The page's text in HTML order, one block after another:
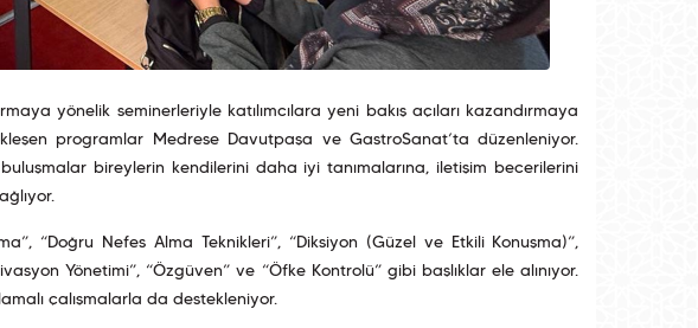
yönelik seminerleriyle katılımcılara yeni bakış açıları kazandırmaya
programlar Medrese Davutpaşa ve GastroSanat’ta düzenleniyor.
bireylerin kendilerini daha iyi tanımalarına, iletişim becerilerini
“Doğru Nefes Alma Teknikleri”, “Diksiyon (Güzel ve Etkili Konuşma)”,
Yönetimi”, “Özgüven” ve “Öfke Kontrolü” gibi başlıklar ele alınıyor.
çalışmalarla da destekleniyor.